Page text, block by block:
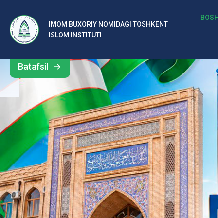
IMOM BUXORIY NOMIDAGI TOSHKENT
ISLOM INSTITUTI
b
al
ar
o‘
rt
a
si
d
Barcha
yangiliklar
Batafsil